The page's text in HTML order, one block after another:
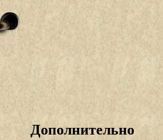
Дополнительно